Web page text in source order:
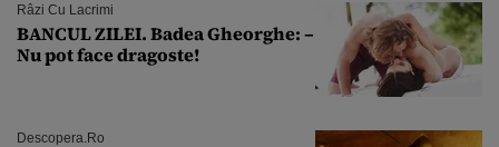
Râzi Cu Lacrimi
BANCUL ZILEI. Badea Gheorghe: –
Nu pot face dragoste!
Descopera.ro